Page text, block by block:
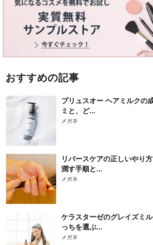
おすすめの記事
プリュスオー ヘアミルクの
ミと、ど...
メガネ
リバースケアの正しいやり
潤す手順と...
メガネ
ケラスターゼのグレイズミ
っちを選ぶ...
メガネ